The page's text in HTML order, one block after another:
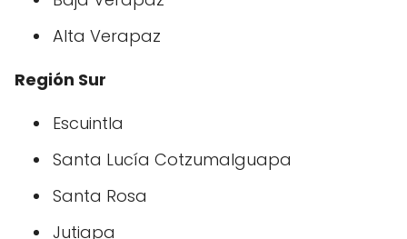
Alta Verapaz
Región Sur
Escuintla
Santa Lucía Cotzumalguapa
Santa Rosa
Jutiapa